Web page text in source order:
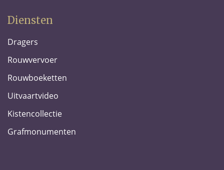
Diensten
Dragers
Rouwvervoer
Rouwboeketten
Uitvaartvideo
Kistencollectie
Grafmonumenten